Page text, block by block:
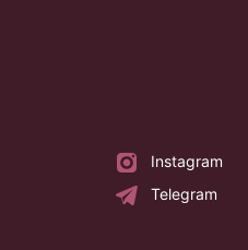
Instagram
Telegram